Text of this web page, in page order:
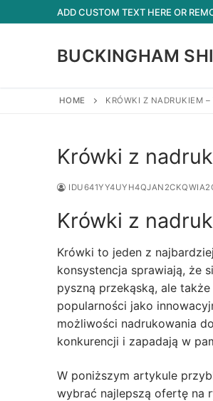
to
ADD CUSTOM TEXT HERE OR
BUCKINGHAM
HOME KRÓWKI Z NADRUKIEM
Krówki z
Krówki z
Krówki to jeden z
konsystencja sprawiają, że
pyszną przekąską, ale
popularności jako
możliwości nadrukowania
konkurencji i zapadają w
W poniższym artykule
wybrać najlepszą ofertę na